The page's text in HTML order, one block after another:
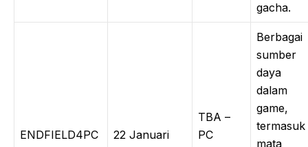
gacha.
ENDFIELD4PC 22 Januari
TBA –
PC
Berbagai
sumber
daya
dalam
game,
termasuk
mata